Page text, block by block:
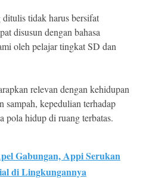
tidak harus bersifat
disusun dengan bahasa
oleh pelajar tingkat SD dan
relevan dengan kehidupan
sampah, kepedulian terhadap
pola hidup di ruang terbatas.
Gabungan, Appi Serukan
di Lingkungannya